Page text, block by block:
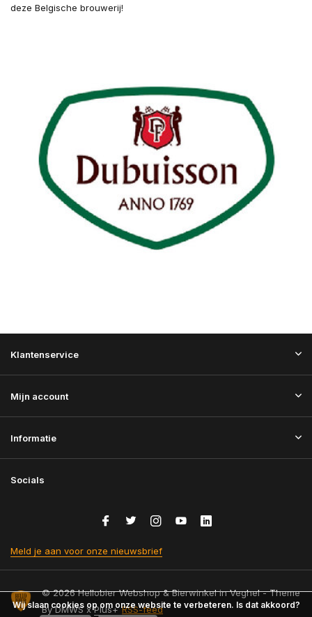
deze Belgische brouwerij!
Klantenservice
Mijn account
Informatie
Socials
Meld je aan voor onze nieuwsbrief
© 2026 Hellobier Webshop & Bierwinkel in Veghel - Theme
ByDMWSxPlus+ RSS-feed
Wij slaan cookies op om onze website te verbeteren. Is dat akkoord?